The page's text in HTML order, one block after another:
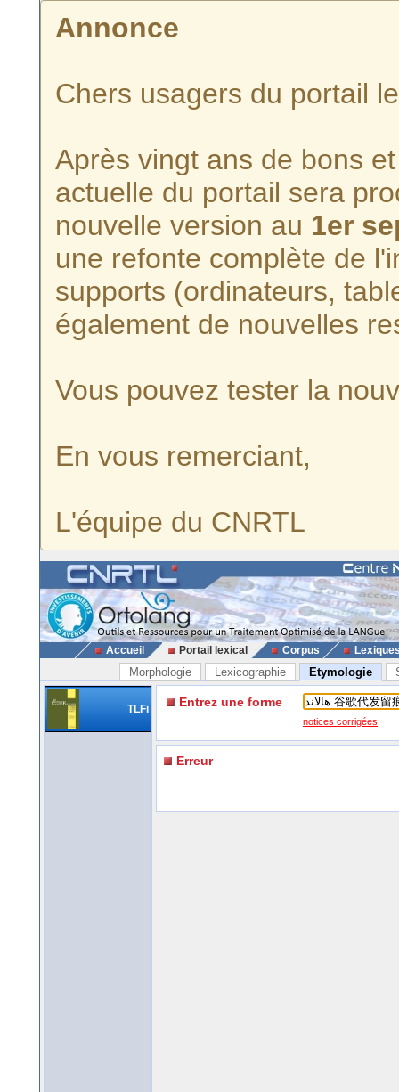
Annonce
Chers usagers du portail
Après vingt ans de bons
actuelle du portail sera
nouvelle version au 1er
une refonte complète de
supports (ordinateurs,
également de nouvelles
Vous pouvez tester la
En vous remerciant,
L'équipe du CNRTL
Accueil Portail lexical Corpus
Morphologie Lexicographie Etymologie
TLFi Entrez une forme
notices corrigées
Erreur